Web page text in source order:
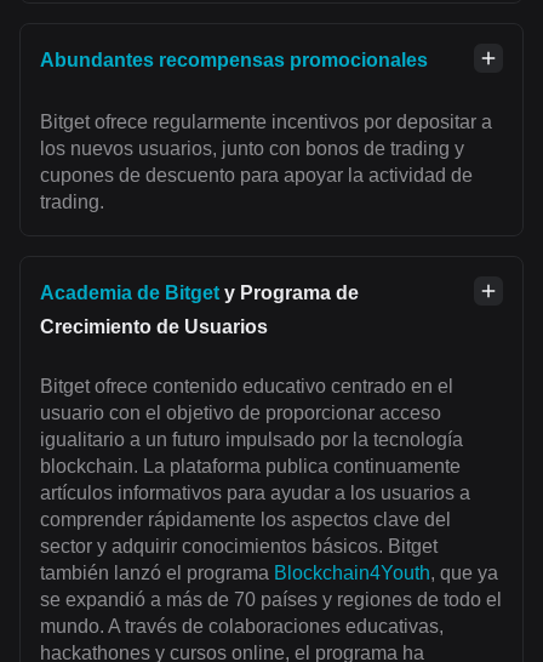
Abundantes recompensas promocionales
Bitget ofrece regularmente incentivos por depositar a
los nuevos usuarios, junto con bonos de trading y
cupones de descuento para apoyar la actividad de
trading.
Academia de Bitget y Programa de
Crecimiento de Usuarios
Bitget ofrece contenido educativo centrado en el
usuario con el objetivo de proporcionar acceso
igualitario a un futuro impulsado por la tecnología
blockchain. La plataforma publica continuamente
artículos informativos para ayudar a los usuarios a
comprender rápidamente los aspectos clave del
sector y adquirir conocimientos básicos. Bitget
también lanzó el programa Blockchain4Youth, que ya
se expandió a más de 70 países y regiones de todo el
mundo. A través de colaboraciones educativas,
hackathones y cursos online, el programa ha